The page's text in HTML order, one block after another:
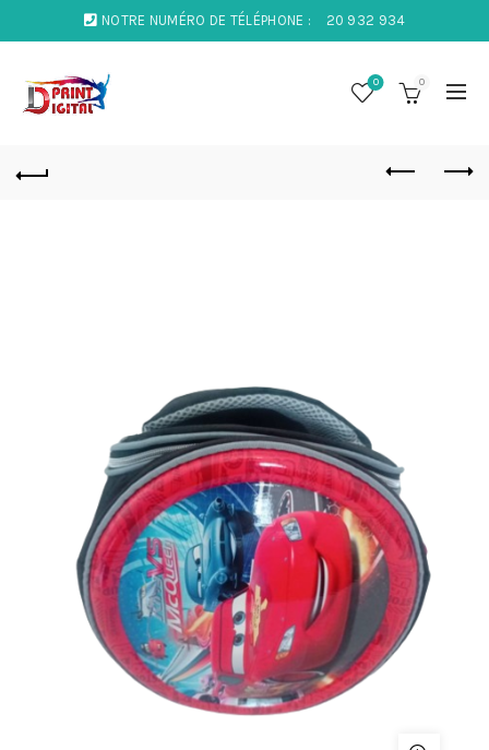
NOTRE NUMÉRO DE TÉLÉPHONE : 20 932 934
0 0